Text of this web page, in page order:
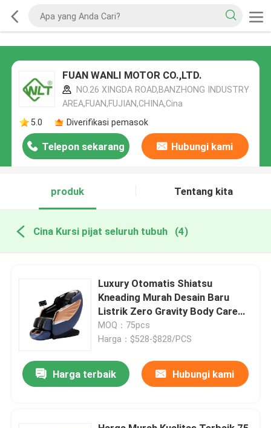
FUAN WANLI MOTOR CO.,LTD.
NO.26 XINGDA ROAD,BANZHONG INDUSTRY
AREA,FUAN,FUJIAN,CHINA,Cina
5.0
Diverifikasi pemasok
Telepon sekarang Hubungi kami
produk Tentang kita
Cina Kursi pijat seluruh tubuh (4)
Luxury Otomatis Shiatsu
Kneading Murah Desain Baru
Listrik Zero Gravity Body Care
Kursi Pijat Multifungsi
MOQ：75pcs
Harga：$528-$828/PCS
Harga terbaik Hubungi kami